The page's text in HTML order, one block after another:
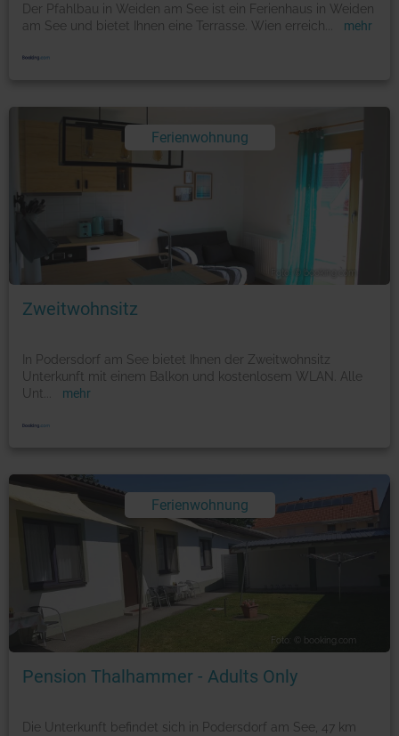
Der Pfahlbau in Weiden am See ist ein Ferienhaus in Weiden
am See und bietet Ihnen eine Terrasse. Wien erreich
mehr
Ferienwohnung
Foto: © booking.com
Zweitwohnsitz
In Podersdorf am See bietet Ihnen der Zweitwohnsitz
Unterkunft mit einem Balkon und kostenlosem WLAN. Alle
Unt
mehr
Ferienwohnung
Foto: © booking.com
Pension Thalhammer - Adults Only
Die Unterkunft befindet sich in Podersdorf am See, 47 km